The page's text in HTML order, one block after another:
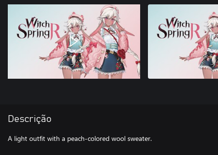
Descrição
A light outfit with a peach-colored wool sweater.